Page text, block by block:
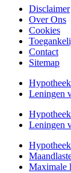
Disclaimer
Over Ons
Cookies
Contact
Sitemap
Leningen
Leningen
Maximale